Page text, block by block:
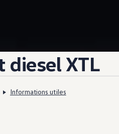
diesel XTL
Informations utiles